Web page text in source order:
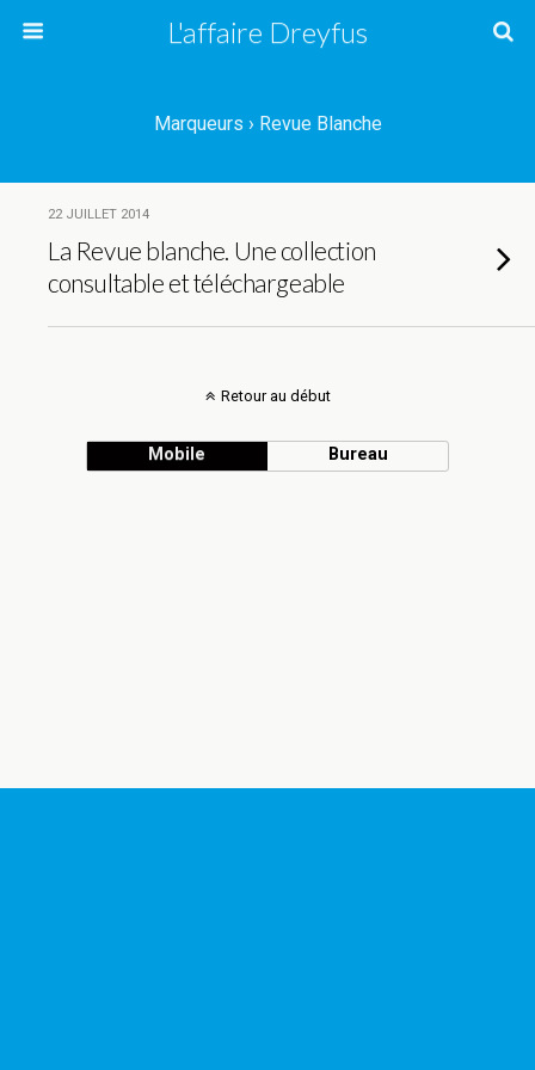
L'affaire Dreyfus
Marqueurs › Revue Blanche
22 JUILLET 2014
La Revue blanche. Une collection
consultable et téléchargeable
Retour au début
Mobile Bureau